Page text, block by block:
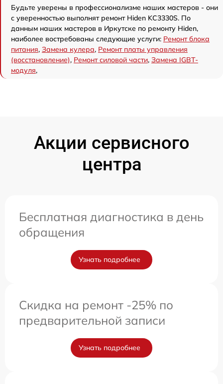
Будьте уверены в профессионализме наших мастеров - они
с уверенностью выполнят ремонт Hiden KC3330S. По
данным наших мастеров в Иркутске по ремонту Hiden,
наиболее востребованы следующие услуги: Ремонт блока
питания, Замена кулера, Ремонт платы управления
(восстановление), Ремонт силовой части, Замена IGBT-
модуля,
Акции сервисного
центра
Бесплатная диагностика в день
обращения
Узнать подробнее
Скидка на ремонт -25% по
предварительной записи
Узнать подробнее